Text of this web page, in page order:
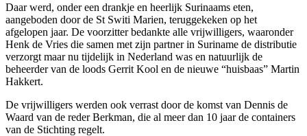
Daar werd, onder een drankje en heerlijk Surinaams eten,
aangeboden door de St Switi Marien, teruggekeken op het
afgelopen jaar. De voorzitter bedankte alle vrijwilligers, waaronder
Henk de Vries die samen met zijn partner in Suriname de distributie
verzorgt maar nu tijdelijk in Nederland was en natuurlijk de
beheerder van de loods Gerrit Kool en de nieuwe “huisbaas” Martin
Hakkert.
De vrijwilligers werden ook verrast door de komst van Dennis de
Waard van de reder Berkman, die al meer dan 10 jaar de containers
van de Stichting regelt.